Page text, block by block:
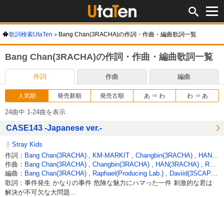
歌詞検索UtaTen Bang Chan(3RACHA)の作詞・作曲・編曲歌詞一覧
Bang Chan(3RACHA)の作詞・作曲・編曲歌詞一覧
作詞 作曲 編曲
人気順 発売新順 発売古順 あ ⇒ わ わ ⇒ あ
24曲中 1-24曲を表示
CASE143 -Japanese ver.-
Stray Kids
作詞： Bang Chan(3RACHA) KM-MARKIT Changbin(3RACHA)
HAN(3RACHA)
作曲： Bang Chan(3RACHA) Changbin(3RACHA) HAN(3RACHA)
Raphael(Producing Lab.)
編曲： Bang Chan(3RACHA) Raphael(Producing Lab.) Daviid(3SCAPE)
歌詞：事件発生 かなりの事件 危険な魅力にハマった一件 刺激的な君は
解決が不可欠な大問題...